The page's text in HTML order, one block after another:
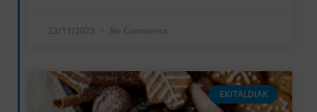
23/11/2023 No Comments
EKITALDIAK